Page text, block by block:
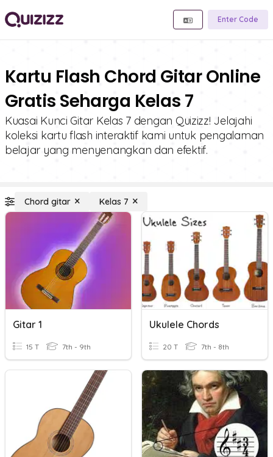
Enter Code
Kartu Flash Chord Gitar Online
Gratis Seharga Kelas 7
Kuasai Kunci Gitar Kelas 7 dengan Quizizz! Jelajahi
koleksi kartu flash interaktif kami untuk pengalaman
belajar yang menyenangkan dan efektif.
Chord gitar Kelas 7
Gitar 1
15 T 7th - 9th
Ukulele Chords
20 T 7th - 8th